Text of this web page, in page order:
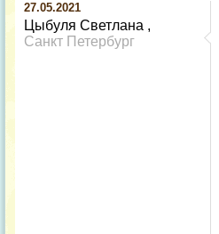
27.05.2021
Цыбуля Светлана
Санкт Петербург